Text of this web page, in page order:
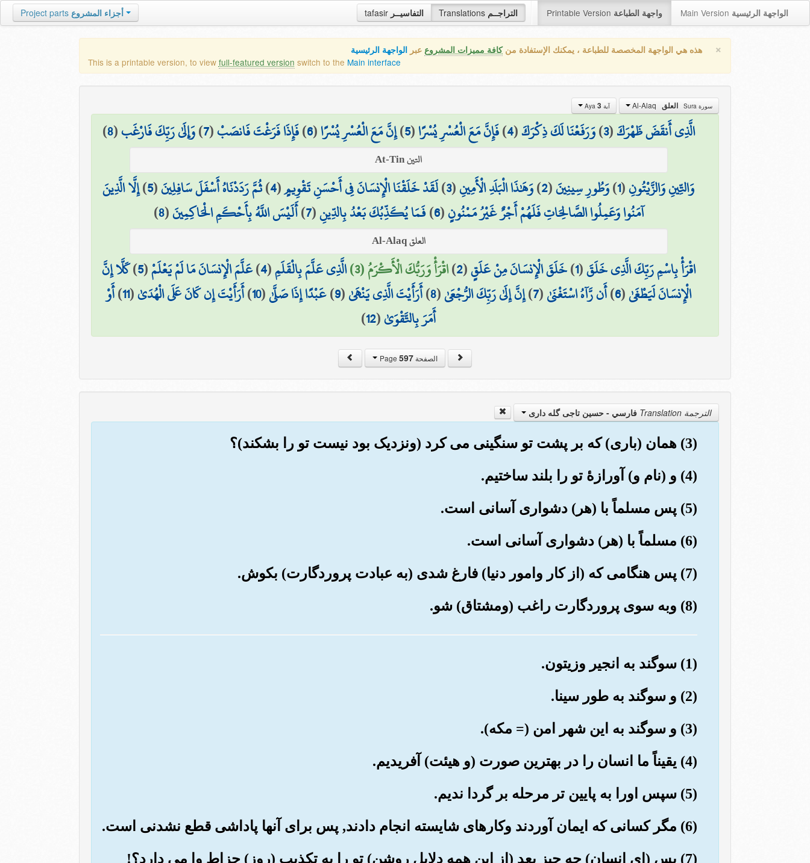
tafasir التفاسيــر Translations التراجــم Printable Version واجهة الطباعة Main Version الواجهة الرئيسية Project parts أجزاء المشروع
× هذه هي الواجهة المخصصة للطباعة ، يمكنك الإستفادة منكافة مميزات المشروع عبر الواجهة الرئيسية
This is a printable version, to view full-featured version switch to the Main interface
سورة Sura العلق آية Aya 3
الَّذِي أَنقَضَ ظَهْرَكَ(
3
)وَرَفَعْنَا لَكَ ذِكْرَكَ(
4
)فَإِنَّ مَعَ الْعُسْرِ يُسْرًا(
5
)إِنَّ مَعَ الْعُسْرِ يُسْرًا(
6
)فَإِذَا فَرَغْتَ فَانصَبْ(
7
)وَإِلَىٰ رَبِّكَ فَارْغَب(
8
)
التين At-Tin
وَالتِّينِ وَالزَّيْتُونِ(
1
)وَطُورِ سِينِينَ(
2
)وَهَٰذَا الْبَلَدِ الْأَمِينِ(
3
)لَقَدْ خَلَقْنَا الْإِنسَانَ فِي أَحْسَنِ تَقْوِيمٍ(
4
)ثُمَّ رَدَدْنَاهُ أَسْفَلَ سَافِلِينَ(
5
)إِلَّا الَّذِينَ
آمَنُوا وَعَمِلُوا الصَّالِحَاتِ فَلَهُمْ أَجْرٌ غَيْرُ مَمْنُونٍ(
6
)فَمَا يُكَذِّبُكَ بَعْدُ بِالدِّينِ(
7
)أَلَيْسَ اللَّهُ بِأَحْكَمِ الْحَاكِمِينَ(
8
)
العلق Al-Alaq
اقْرَأْ بِاسْمِ رَبِّكَ الَّذِي خَلَقَ(
1
)خَلَقَ الْإِنسَانَ مِنْ عَلَقٍ(
2
)اقْرَأْ وَرَبُّكَ الْأَكْرَمُ (3) الَّذِي عَلَّمَ بِالْقَلَمِ(
4
)عَلَّمَ الْإِنسَانَ مَا لَمْ يَعْلَمْ(
5
)كَلَّا إِنَّ
الْإِنسَانَ لَيَطْغَىٰ(
6
)أَن رَّآهُ اسْتَغْنَىٰ(
7
)إِنَّ إِلَىٰ رَبِّكَ الرُّجْعَىٰ(
8
)أَرَأَيْتَ الَّذِي يَنْهَىٰ(
9
)عَبْدًا إِذَا صَلَّىٰ(
10
)أَرَأَيْتَ إِن كَانَ عَلَى الْهُدَىٰ(
11
)أَوْ
أَمَرَ بِالتَّقْوَىٰ(
12
)
الصفحة Page597
الترجمة Translation فارسي - حسین تاجی گله داری
(3) همان (باری) که بر پشت تو سنگینی می کرد (ونزدیک بود نیست تو را بشکند)؟
(4) و (نام و) آورازۀ تو را بلند ساختیم.
(5) پس مسلماً با (هر) دشواری آسانی است.
(6) مسلماً با (هر) دشواری آسانی است.
(7) پس هنگامی که (از کار وامور دنیا) فارغ شدی (به عبادت پروردگارت) بکوش.
(8) وبه سوی پروردگارت راغب (ومشتاق) شو.
(1) سوگند به انجیر وزیتون.
(2) و سوگند به طور سینا.
(3) و سوگند به این شهر امن (= مکه).
(4) یقیناً ما انسان را در بهترین صورت (و هیئت) آفریدیم.
(5) سپس اورا به پایین تر مرحله بر گردا ندیم.
(6) مگر کسانی که ایمان آوردند وکارهای شایسته انجام دادند, پس برای آنها پاداشی قطع نشدنی است.
(7) پس (ای انسان) چه چیز بعد (از این همه دلایل روشن) تو را به تکذیب (روز) جزاط وا می دارد؟!